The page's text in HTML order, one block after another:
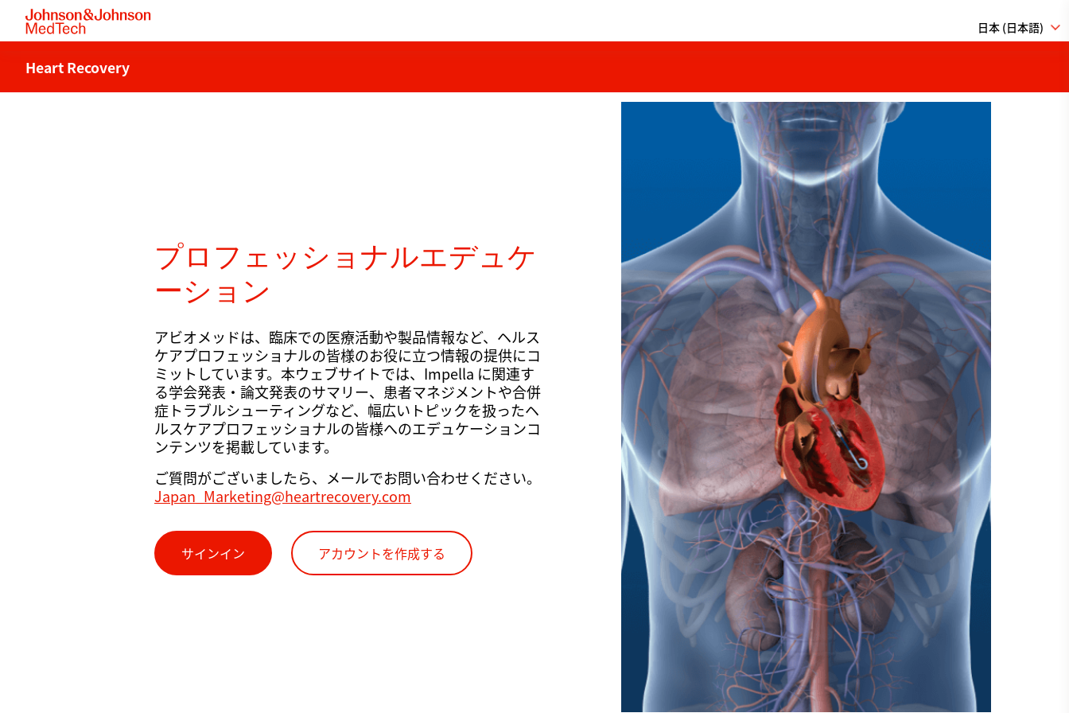
Heart Recovery
日本 (日本語)
プロフェッショナルエデュケ
ーション
アビオメッドは、臨床での医療活動や製品情報など、ヘルス
ケアプロフェッショナルの皆様のお役に立つ情報の提供にコ
ミットしています。本ウェブサイトでは、Impella に関連す
る学会発表・論文発表のサマリー、患者マネジメントや合併
症トラブルシューティングなど、幅広いトピックを扱ったヘ
ルスケアプロフェッショナルの皆様へのエデュケーションコ
ンテンツを掲載しています。
ご質問がございましたら、メールでお問い合わせください。
Japan_Marketing@heartrecovery.com